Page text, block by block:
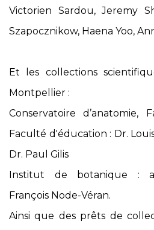
Victorien Sardou, Jeremy
Szapocznikow, Haena Yoo,
Et les collections
Montpellier :
Conservatoire d’anatomie,
Faculté d'éducation : Dr.
Dr. Paul Gilis
Institut de botanique :
François Node-Véran.
Ainsi que des prêts de